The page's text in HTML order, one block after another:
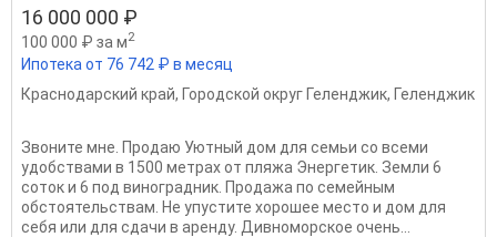
16 000 000 ₽
100 000 ₽ за м2
Ипотека от 76 742 ₽ в месяц
Краснодарский край, Городской округ Геленджик, Геленджик
Звоните мне. Продаю Уютный дом для семьи со всеми
удобствами в 1500 метрах от пляжа Энергетик. Земли 6
соток и 6 под виноградник. Продажа по семейным
обстоятельствам. Не упустите хорошее место и дом для
себя или для сдачи в аренду. Дивноморское очень...